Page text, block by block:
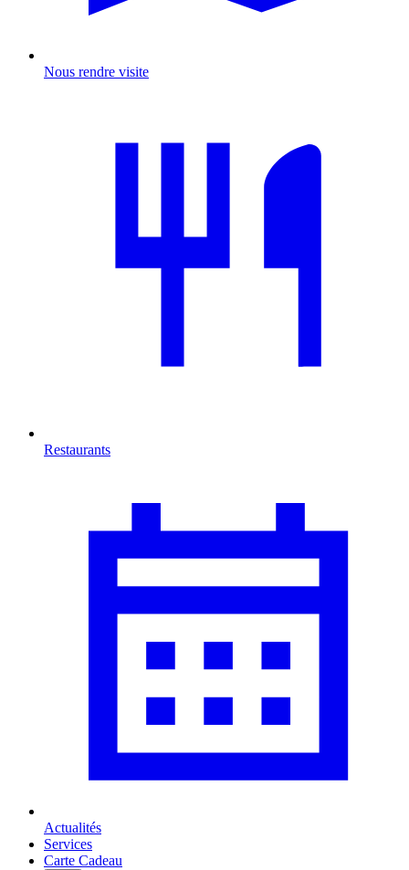
Nous rendre visite
Restaurants
Actualités
Services
Carte Cadeau